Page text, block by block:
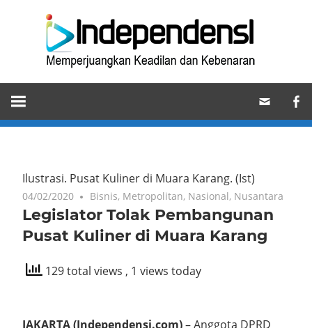
Memperjuangkan
Keadilan
dan
Ilustrasi. Pusat Kuliner di Muara Karang. (Ist)
04/02/2020 Bisnis, Metropolitan, Nasional, Nusantara
Legislator Tolak Pembangunan
Pusat Kuliner di Muara Karang
129 total views , 1 views today
JAKARTA (Independensi.com)– Anggota DPRD